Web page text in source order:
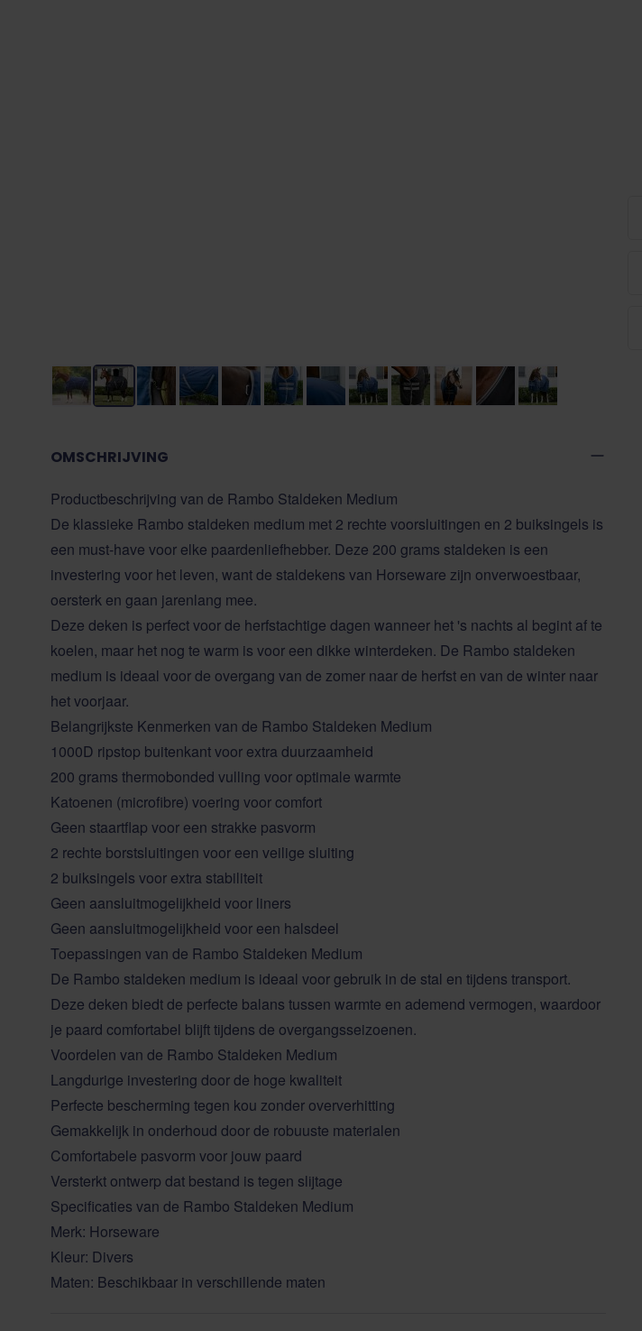
OMSCHRIJVING
Productbeschrijving van de Rambo Staldeken Medium
De klassieke Rambo staldeken medium met 2 rechte voorsluitingen en 2 buiksingels is
een must-have voor elke paardenliefhebber. Deze 200 grams staldeken is een
investering voor het leven, want de staldekens van Horseware zijn onverwoestbaar,
oersterk en gaan jarenlang mee.
Deze deken is perfect voor de herfstachtige dagen wanneer het 's nachts al begint af te
koelen, maar het nog te warm is voor een dikke winterdeken. De Rambo staldeken
medium is ideaal voor de overgang van de zomer naar de herfst en van de winter naar
het voorjaar.
Belangrijkste Kenmerken van de Rambo Staldeken Medium
1000D ripstop buitenkant voor extra duurzaamheid
200 grams thermobonded vulling voor optimale warmte
Katoenen (microfibre) voering voor comfort
Geen staartflap voor een strakke pasvorm
2 rechte borstsluitingen voor een veilige sluiting
2 buiksingels voor extra stabiliteit
Geen aansluitmogelijkheid voor liners
Geen aansluitmogelijkheid voor een halsdeel
Toepassingen van de Rambo Staldeken Medium
De Rambo staldeken medium is ideaal voor gebruik in de stal en tijdens transport.
Deze deken biedt de perfecte balans tussen warmte en ademend vermogen, waardoor
je paard comfortabel blijft tijdens de overgangsseizoenen.
Voordelen van de Rambo Staldeken Medium
Langdurige investering door de hoge kwaliteit
Perfecte bescherming tegen kou zonder oververhitting
Gemakkelijk in onderhoud door de robuuste materialen
Comfortabele pasvorm voor jouw paard
Versterkt ontwerp dat bestand is tegen slijtage
Specificaties van de Rambo Staldeken Medium
Merk: Horseware
Kleur: Divers
Maten: Beschikbaar in verschillende maten